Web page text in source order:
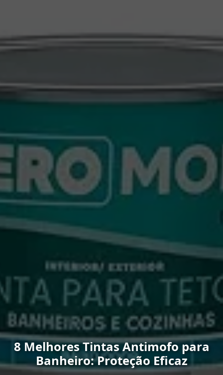
8 Melhores Tintas Antimofo para
Banheiro: Proteção Eficaz